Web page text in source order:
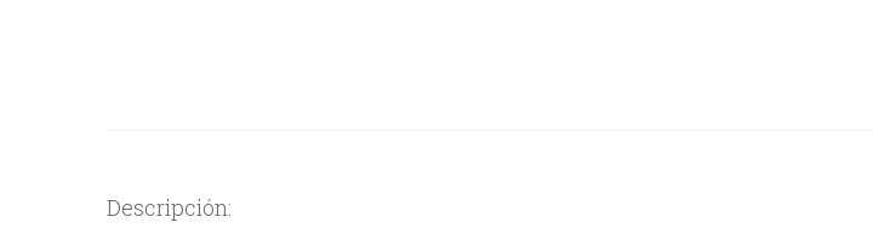
Descripción: